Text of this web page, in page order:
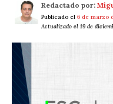
Redactado por:
Publicado el 6 de marzo
Actualizado el 19 de